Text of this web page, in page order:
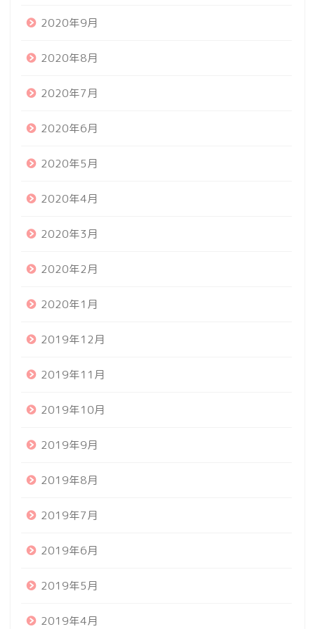
2020年9月
2020年8月
2020年7月
2020年6月
2020年5月
2020年4月
2020年3月
2020年2月
2020年1月
2019年12月
2019年11月
2019年10月
2019年9月
2019年8月
2019年7月
2019年6月
2019年5月
2019年4月